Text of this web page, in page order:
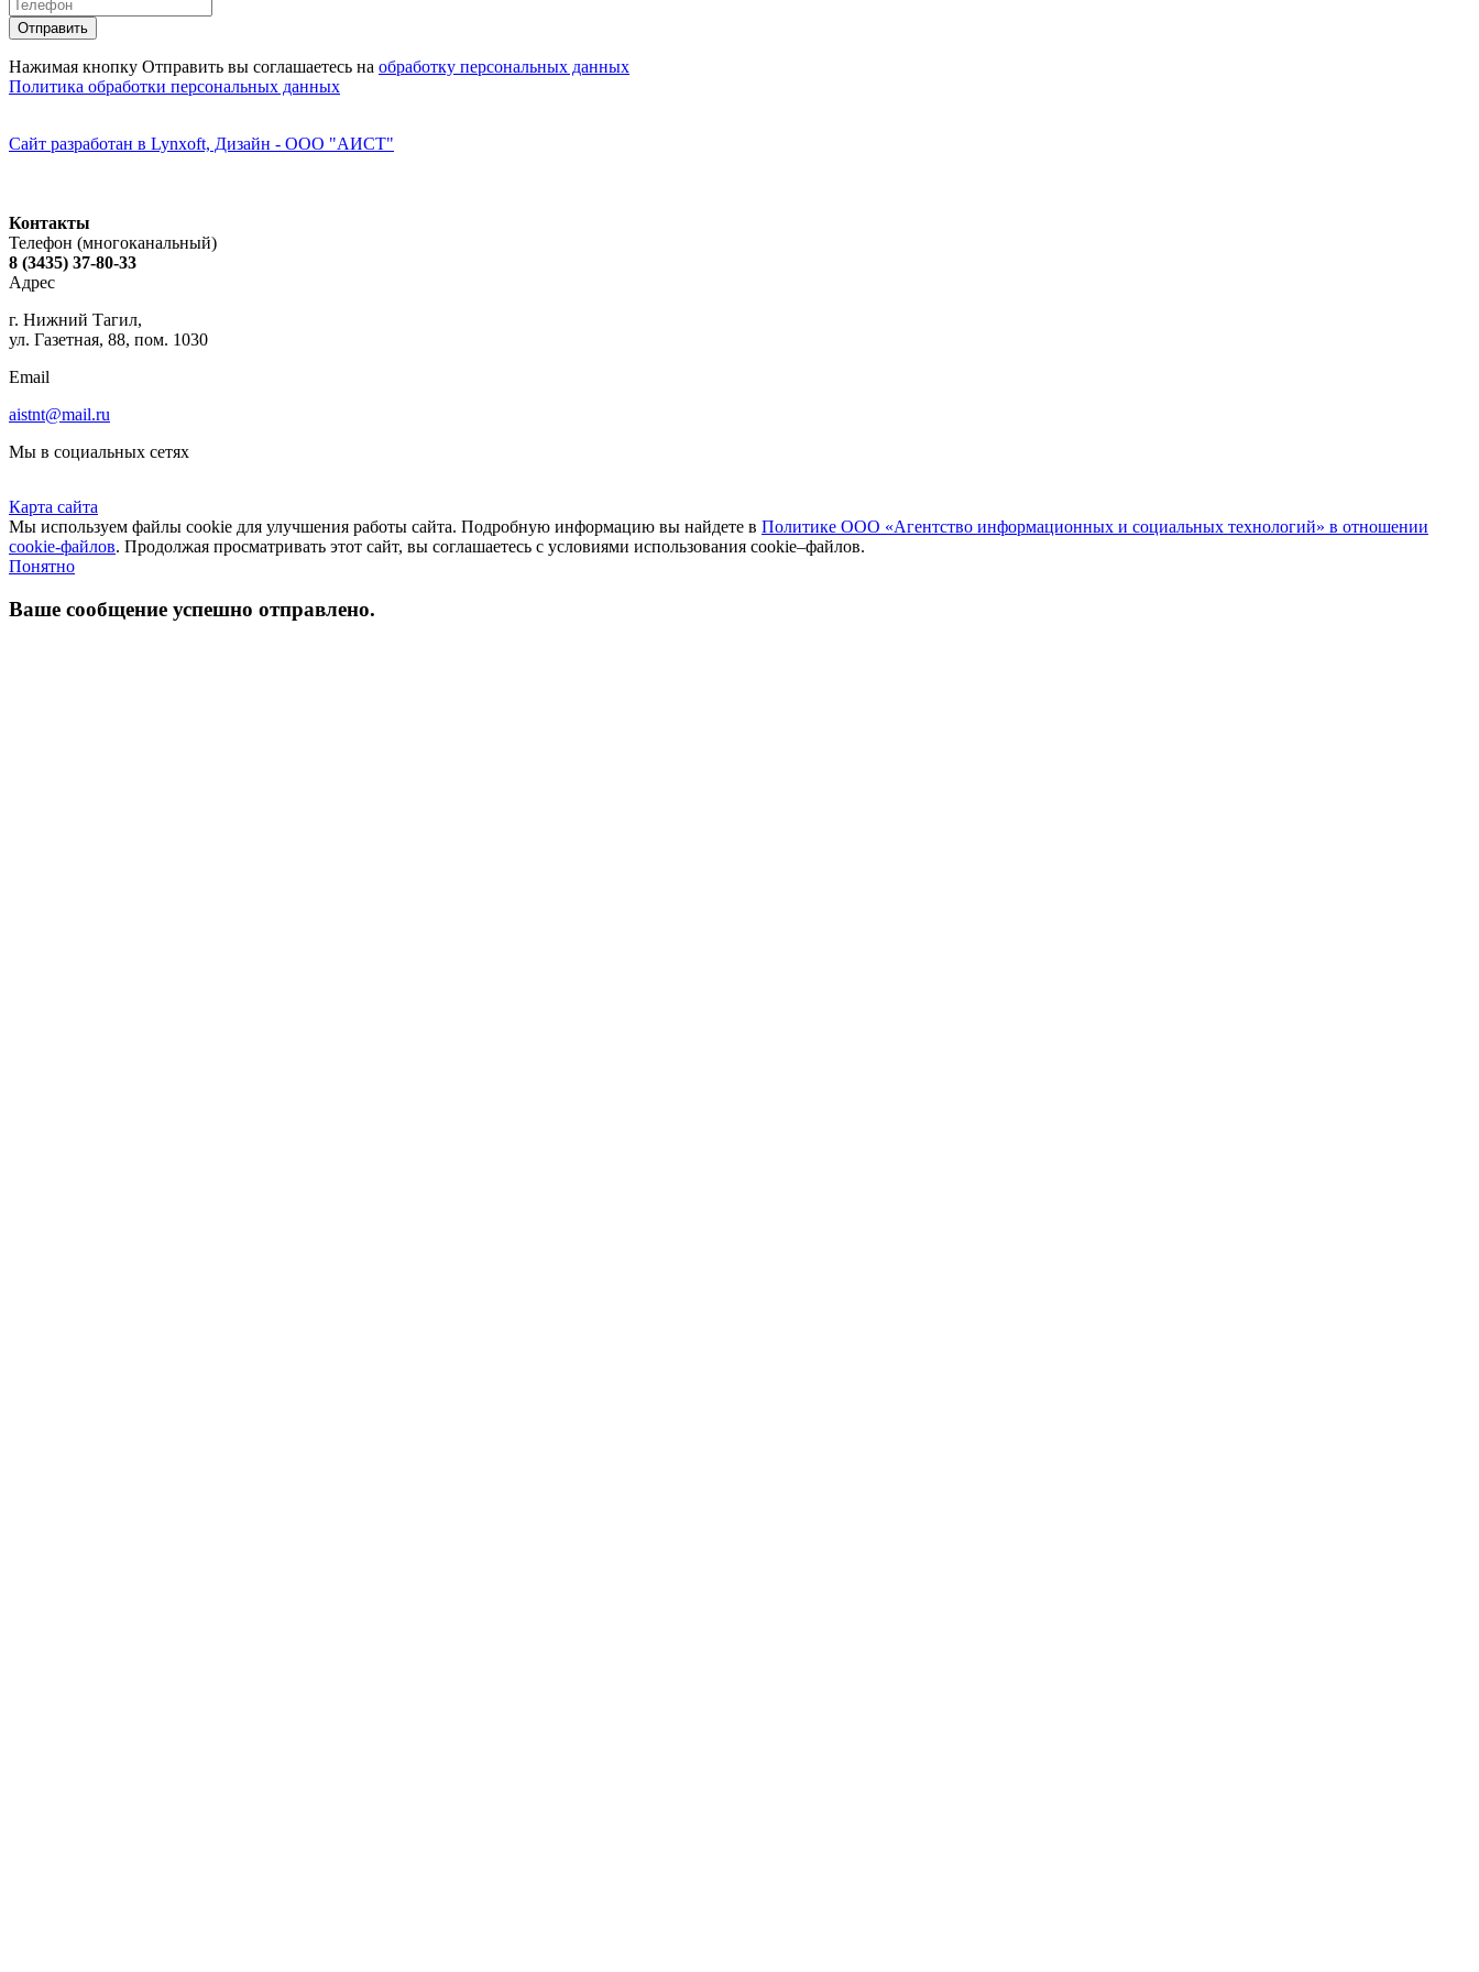
Нажимая кнопку Отправить вы соглашаетесь на обработку персональных данных
Политика обработки персональных данных
Сайт разработан в Lynxoft, Дизайн - ООО "АИСТ"
Контакты
Телефон (многоканальный)
8 (3435) 37-80-33
Адрес
г. Нижний Тагил,
ул. Газетная, 88, пом. 1030
Email
aistnt@mail.ru
Мы в социальных сетях
Карта сайта
Мы используем файлы cookie для улучшения работы сайта. Подробную информацию вы найдете в Политике ООО «Агентство информационных и социальных технологий» в отношении
cookie-файлов. Продолжая просматривать этот сайт, вы соглашаетесь с условиями использования cookie–файлов.
Понятно
Ваше сообщение успешно отправлено.